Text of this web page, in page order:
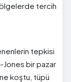
tercih
tepkisi
Jones bir pazar
koştu, tüpü